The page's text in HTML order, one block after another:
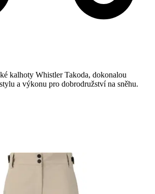
kalhoty Whistler Takoda, dokonalou
a výkonu pro dobrodružství na sněhu.